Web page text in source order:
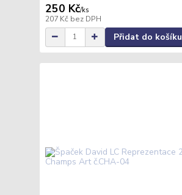
250 Kč/ks
207 Kč bez DPH
Přidat do košíku